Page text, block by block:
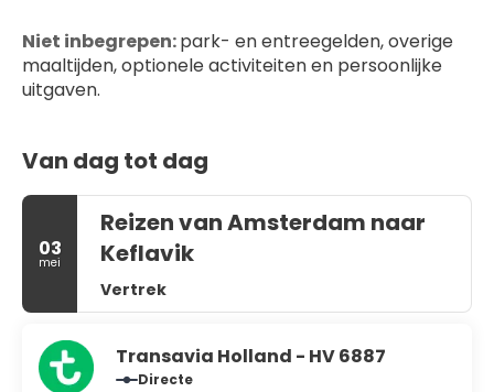
Niet inbegrepen: park- en entreegelden, overige
maaltijden, optionele activiteiten en persoonlijke
uitgaven.
Van dag tot dag
03
mei
Reizen van Amsterdam naar
Keflavik
Vertrek
Transavia Holland - HV 6887
Directe